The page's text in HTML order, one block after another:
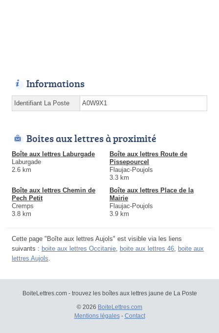
Informations
Identifiant La Poste A0W9X1
Boites aux lettres à proximité
Boîte aux lettres Laburgade
Laburgade
2.6 km
Boîte aux lettres Route de
Pissepourcel
Flaujac-Poujols
3.3 km
Boîte aux lettres Chemin de
Pech Petit
Cremps
3.8 km
Boîte aux lettres Place de la
Mairie
Flaujac-Poujols
3.9 km
Cette page "Boîte aux lettres Aujols" est visible via les liens
suivants : boite aux lettres Occitanie boite aux lettres 46 boite aux
lettres Aujols
BoiteLettres.com - trouvez les boîtes aux lettres jaune de La Poste
© 2026 BoiteLettres.com
Mentions légales- Contact